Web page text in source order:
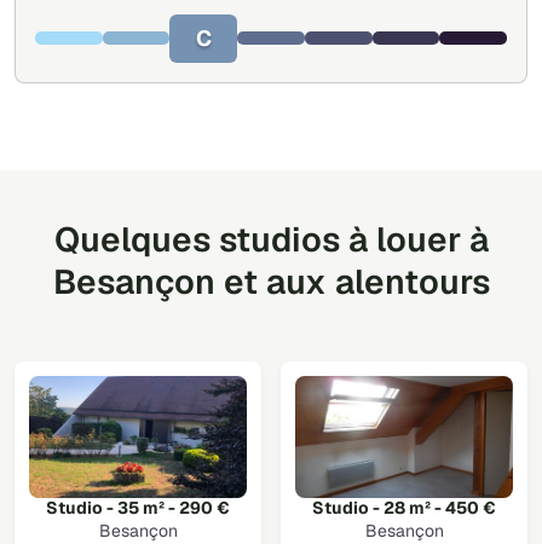
C
Quelques studios à louer à
Besançon et aux alentours
Studio - 35 m² - 290 €
Besançon
Studio - 28 m² - 450 €
Besançon